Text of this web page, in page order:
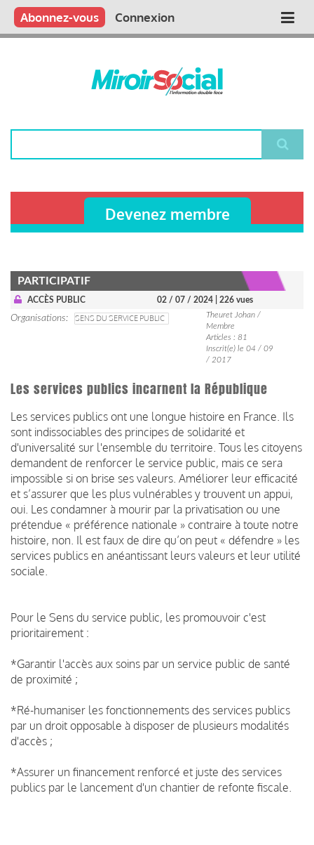
Aller
contenu
Main
Qui sommes nous ?
Vous publiez
Nous publions
Contactez-nous
Abonnez-vous Connexion
Devenez membre
PARTICIPATIF
ACCÈS PUBLIC 02 / 07 / 2024 | 226 vues
Organisations SENS DU SERVICE PUBLIC
Theuret Johan /
Membre
Articles : 81
Inscrit(e) le 04 / 09
/ 2017
Les services publics incarnent la République
Les services publics ont une longue histoire en France. Ils
sont indissociables des principes de solidarité et
d'universalité sur l'ensemble du territoire. Tous les citoyens
demandent de renforcer le service public, mais ce sera
impossible si on brise ses valeurs. Améliorer leur efficacité
et s’assurer que les plus vulnérables y trouvent un appui,
oui. Les condamner à mourir par la privatisation ou une
prétendue « préférence nationale » contraire à toute notre
histoire, non. Il est faux de dire qu’on peut « défendre » les
services publics en anéantissant leurs valeurs et leur utilité
sociale.
Pour le Sens du service public, les promouvoir c'est
prioritairement :
*Garantir l'accès aux soins par un service public de santé
de proximité ;
*Ré-humaniser les fonctionnements des services publics
par un droit opposable à disposer de plusieurs modalités
d'accès ;
*Assurer un financement renforcé et juste des services
publics par le lancement d'un chantier de refonte fiscale.